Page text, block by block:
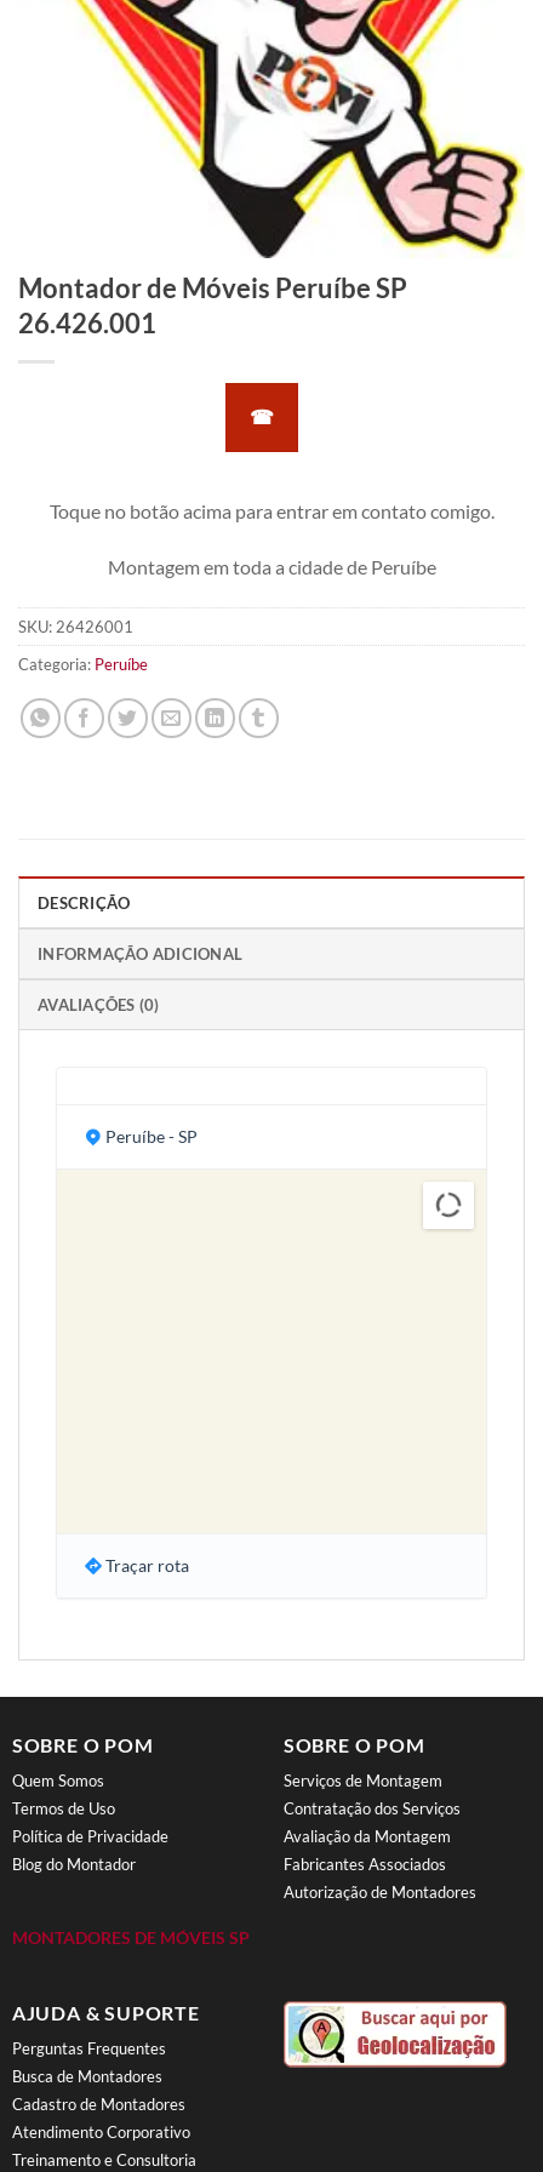
Montador de Móveis Peruíbe SP
26.426.001
☎
Toque no botão acima para entrar em contato comigo.
Montagem em toda a cidade de Peruíbe
SKU: 26426001
Categoria: Peruíbe
DESCRIÇÃO
INFORMAÇÃO ADICIONAL
AVALIAÇÕES (0)
Peruíbe - SP
Traçar rota
SOBRE O POM
Quem Somos
Termos de Uso
Política de Privacidade
Blog do Montador
MONTADORES DE MÓVEIS SP
SOBRE O POM
Serviços de Montagem
Contratação dos Serviços
Avaliação da Montagem
Fabricantes Associados
Autorização de Montadores
AJUDA & SUPORTE
Perguntas Frequentes
Busca de Montadores
Cadastro de Montadores
Atendimento Corporativo
Treinamento e Consultoria